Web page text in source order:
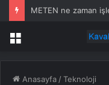
Menü
Anasayfa /Teknoloji